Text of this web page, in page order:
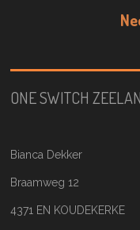
ONE SWITCH
Bianca Dekker
Braamweg 12
4371 EN KOUDEKERKE